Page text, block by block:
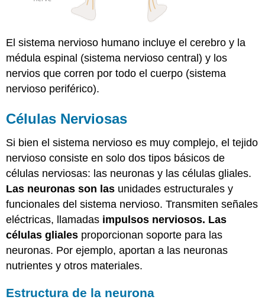
El sistema nervioso humano incluye el cerebro y la
médula espinal (sistema nervioso central) y los
nervios que corren por todo el cuerpo (sistema
nervioso periférico).
Células Nerviosas
Si bien el sistema nervioso es muy complejo, el tejido
nervioso consiste en solo dos tipos básicos de
células nerviosas: las neuronas y las células gliales.
Las neuronas son las unidades estructurales y
funcionales del sistema nervioso. Transmiten señales
eléctricas, llamadas impulsos nerviosos. Las
células gliales proporcionan soporte para las
neuronas. Por ejemplo, aportan a las neuronas
nutrientes y otros materiales.
Estructura de la neurona